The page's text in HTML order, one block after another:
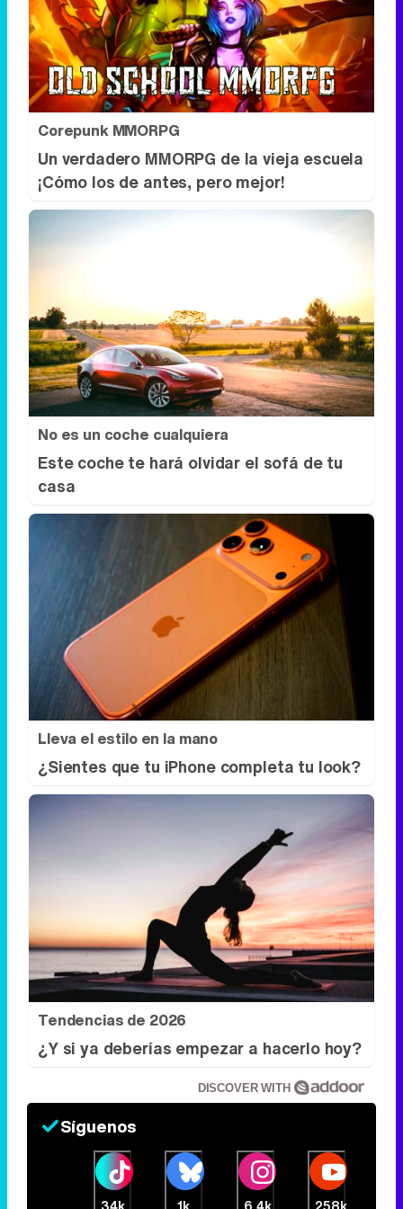
Corepunk MMORPG
Un verdadero MMORPG de la vieja escuela
¡Cómo los de antes, pero mejor!
No es un coche cualquiera
Este coche te hará olvidar el sofá de tu
casa
Lleva el estilo en la mano
¿Sientes que tu iPhone completa tu look?
Tendencias de 2026
¿Y si ya deberías empezar a hacerlo hoy?
DISCOVER WITH
Síguenos
6,4k 258k
Eliminar anuncios